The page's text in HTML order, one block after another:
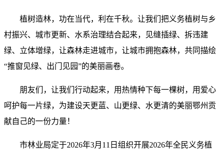
植树造林，功在当代，利在千秋。让我们把义务植树与乡
村振兴、城市更新、水系治理结合起来，见缝插绿、拆违建
绿、立体增绿，让森林走进城市，让城市拥抱森林，共同描绘
“推窗见绿、出门见园”的美丽画卷。
朋友们，让我们行动起来，用热情种下每一棵树，用爱心
呵护每一片绿，为建设天更蓝、山更绿、水更清的美丽鄂州贡
献自己的一份力量！
市林业局定于2026年3月11日组织开展2026年全民义务植